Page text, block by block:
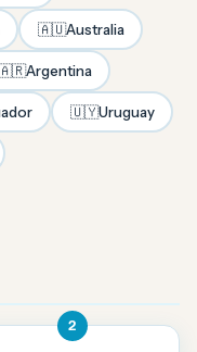
🇦🇺Australia
Argentina
🇺🇾Uruguay
2